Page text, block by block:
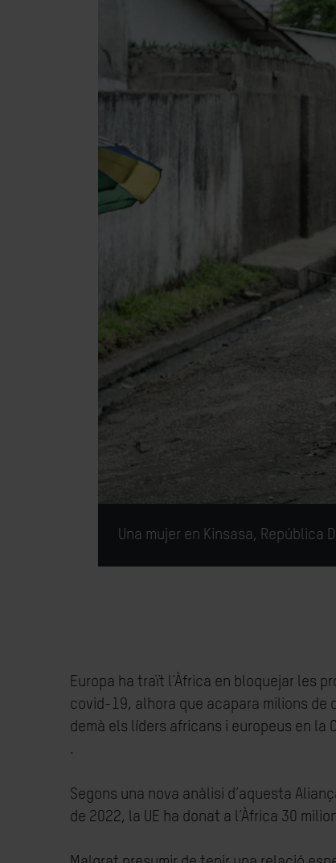
Una mujer en Kinsasa, República
Europa ha traït l’Àfrica en bloquejar les
covid-19, alhora que acapara milions de
demà els líders africans i europeus en la
.
Segons una nova anàlisi d’aquesta
de 2022, la UE ha donat a l’Àfrica 30